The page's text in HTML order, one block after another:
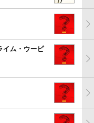
ム・ウーピ